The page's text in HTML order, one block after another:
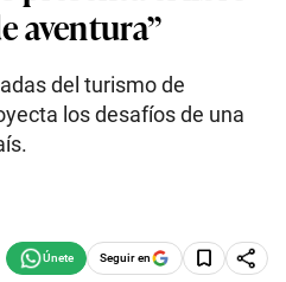
aventura”
del turismo de
los desafíos de una
Seguir en